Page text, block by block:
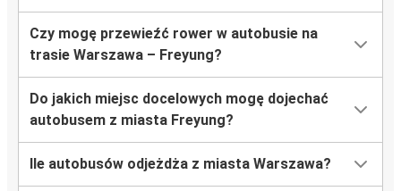
Czy mogę przewieźć rower w autobusie na
trasie Warszawa – Freyung?
Do jakich miejsc docelowych mogę dojechać
autobusem z miasta Freyung?
Ile autobusów odjeżdża z miasta Warszawa?